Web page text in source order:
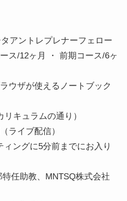
アントレプレナーフェロー
ス/12ヶ月 ・ 前期コース/6ヶ
ウザが使えるノートブック
キュラムの通り）
ライブ配信）
ングに5分前までにお入り
任助教、MNTSQ株式会社